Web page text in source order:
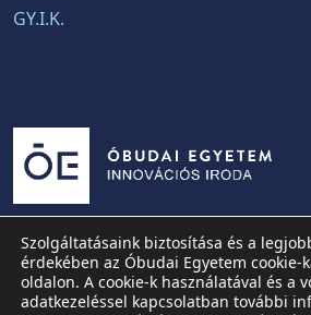
GY.I.K.
Szolgáltatásaink biztosítása és a
érdekében az Óbudai Egyetem cookie-
oldalon. A cookie-k használatával és a
adatkezeléssel kapcsolatban további